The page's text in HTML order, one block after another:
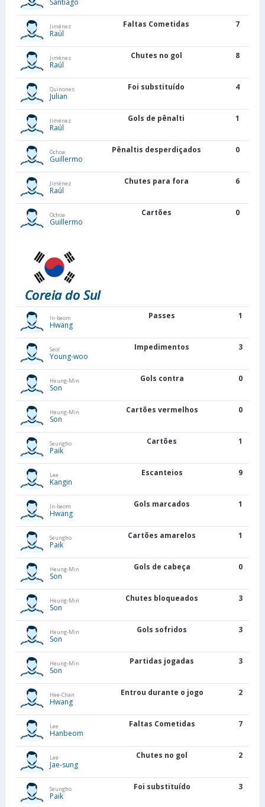
Jiménez
Raúl
Faltas Cometidas 7
Jiménez
Raúl
Chutes no gol 8
Quinones
Julian
Foi substituído 4
Jiménez
Raúl
Gols de pênalti 1
Ochoa
Guillermo
Pênaltis desperdiçados 0
Jiménez
Raúl
Chutes para fora 6
Ochoa
Guillermo
Cartões 0
Coreia do Sul
In-beom
Hwang
Passes 1
Seol
Young-woo
Impedimentos 3
Heung-Min
Son
Gols contra 0
Heung-Min
Son
Cartões vermelhos 0
Seungho
Paik
Cartões 1
Lee
Kangin
Escanteios 9
In-beom
Hwang
Gols marcados 1
Seungho
Paik
Cartões amarelos 1
Heung-Min
Son
Gols de cabeça 0
Heung-Min
Son
Chutes bloqueados 3
Heung-Min
Son
Gols sofridos 3
Heung-Min
Son
Partidas jogadas 3
Hee-Chan
Hwang
Entrou durante o jogo 2
Lee
Hanbeom
Faltas Cometidas 7
Lee
Jae-sung
Chutes no gol 2
Seungho
Paik
Foi substituído 3